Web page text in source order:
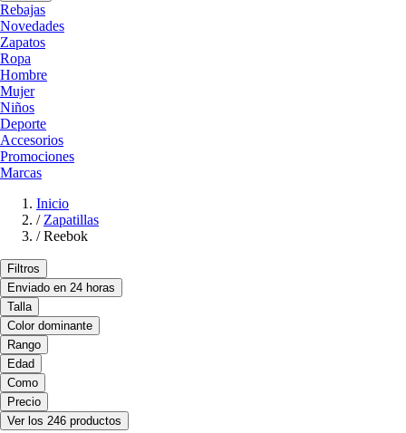
Rebajas
Novedades
Zapatos
Ropa
Hombre
Mujer
Niños
Deporte
Accesorios
Promociones
Marcas
Inicio
/ Zapatillas
/ Reebok
Filtros
Enviado en 24 horas
Talla
Color dominante
Rango
Edad
Como
Precio
Ver los 246 productos